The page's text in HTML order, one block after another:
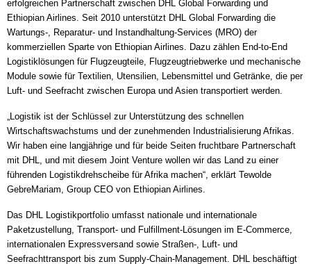
erfolgreichen Partnerschaft zwischen DHL Global Forwarding und
Ethiopian Airlines. Seit 2010 unterstützt DHL Global Forwarding die
Wartungs-, Reparatur- und Instandhaltung-Services (MRO) der
kommerziellen Sparte von Ethiopian Airlines. Dazu zählen End-to-End
Logistiklösungen für Flugzeugteile, Flugzeugtriebwerke und mechanische
Module sowie für Textilien, Utensilien, Lebensmittel und Getränke, die per
Luft- und Seefracht zwischen Europa und Asien transportiert werden.
„Logistik ist der Schlüssel zur Unterstützung des schnellen
Wirtschaftswachstums und der zunehmenden Industrialisierung Afrikas.
Wir haben eine langjährige und für beide Seiten fruchtbare Partnerschaft
mit DHL, und mit diesem Joint Venture wollen wir das Land zu einer
führenden Logistikdrehscheibe für Afrika machen“, erklärt Tewolde
GebreMariam, Group CEO von Ethiopian Airlines.
Das DHL Logistikportfolio umfasst nationale und internationale
Paketzustellung, Transport- und Fulfillment-Lösungen im E-Commerce,
internationalen Expressversand sowie Straßen-, Luft- und
Seefrachttransport bis zum Supply-Chain-Management. DHL beschäftigt